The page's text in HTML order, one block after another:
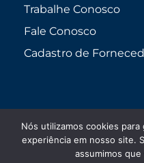
Trabalhe Conosco
Fale Conosco
Cadastro de
Nós utilizamos cookies
experiência em nosso site.
assumimos